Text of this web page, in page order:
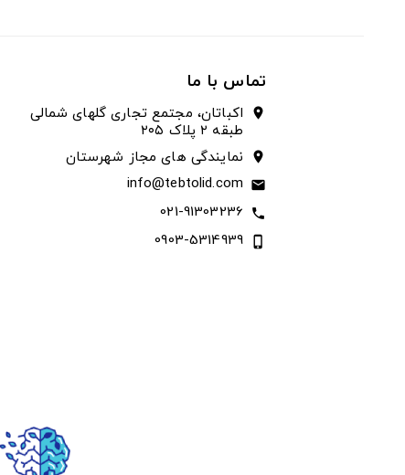
تماس با ما
location_on
اکباتان، مجتمع تجاری گلهای شمالی
طبقه ۲ پلاک ۲۰۵
location_on نمایندگی های مجاز شهرستان
email
info@tebtolid.com
call
021-91303236
phone_iphone
0903-5314939